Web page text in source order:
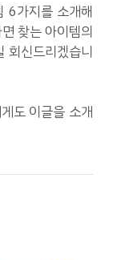
6가지를 소개해
찾는 아이템의
회신드리겠습니
도 이글을 소개